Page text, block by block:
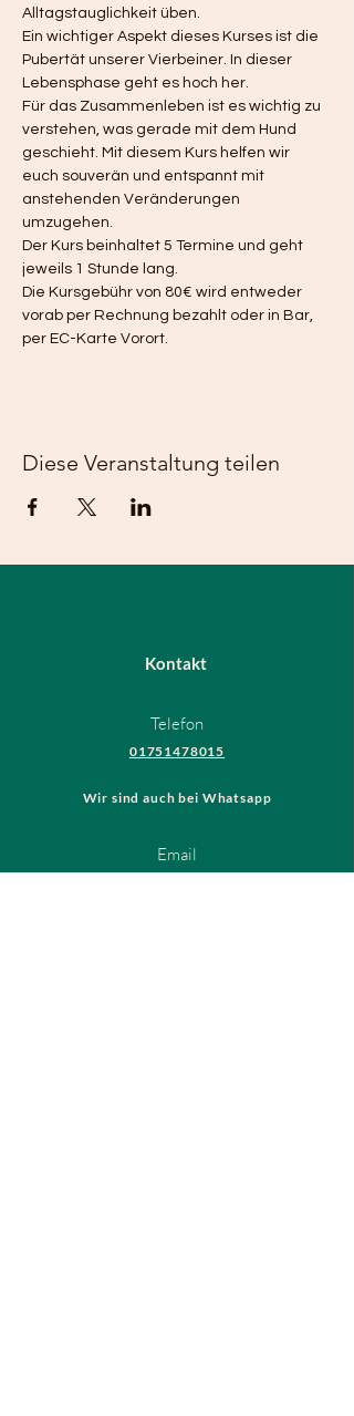
Alltagstauglichkeit üben.
Ein wichtiger Aspekt dieses Kurses ist die
Pubertät unserer Vierbeiner. In dieser
Lebensphase geht es hoch her.
Für das Zusammenleben ist es wichtig zu
verstehen, was gerade mit dem Hund
geschieht. Mit diesem Kurs helfen wir
euch souverän und entspannt mit
anstehenden Veränderungen
umzugehen.
Der Kurs beinhaltet 5 Termine und geht
jeweils 1 Stunde lang.
Die Kursgebühr von 80€ wird entweder
vorab per Rechnung bezahlt oder in Bar,
per EC-Karte Vorort.
Diese Veranstaltung teilen
Kontakt
Telefon
01751478015
Wir sind auch bei Whatsapp
Email